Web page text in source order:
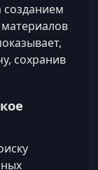
созданием
сохранив